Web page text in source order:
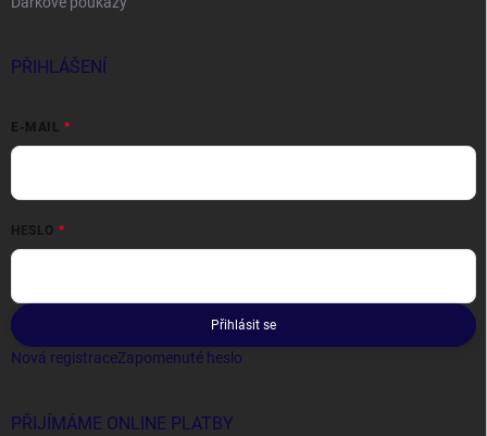
PŘIHLÁŠENÍ
E-MAIL
HESLO
Přihlásit se
Nová registraceZapomenuté heslo
PŘIJÍMÁME ONLINE PLATBY